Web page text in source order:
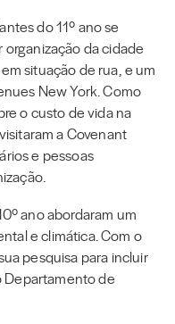
do 11º ano se
da cidade
situação de rua, e um
New York. Como
o custo de vida na
a Covenant
e pessoas
ano abordaram um
e climática. Com o
pesquisa para incluir
Departamento de